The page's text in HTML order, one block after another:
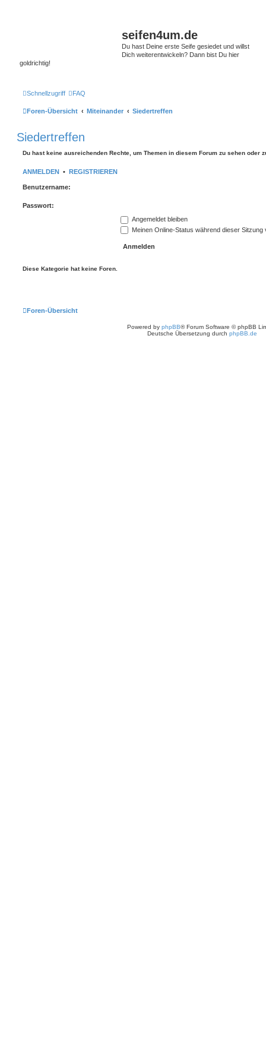
seifen4um.de
Du hast Deine erste Seife gesiedet und willst
Dich weiterentwickeln? Dann bist Du hier
goldrichtig!
Schnellzugriff FAQ
Foren-Übersicht Miteinander Siedertreffen
Siedertreffen
Du hast keine ausreichenden Rechte, um Themen in diesem Forum zu sehen oder
ANMELDEN • REGISTRIEREN
Benutzername:
Passwort:
Angemeldet bleiben
Meinen Online-Status während dieser Sitzung
Diese Kategorie hat keine Foren.
Foren-Übersicht
Powered by phpBB® Forum Software © phpBB
Deutsche Übersetzung durch phpBB.de